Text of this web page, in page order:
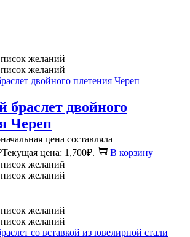
желаний
желаний
двойного
Череп
цена составляла
Текущая цена: 1,700₽.
В корзину
желаний
желаний
желаний
желаний